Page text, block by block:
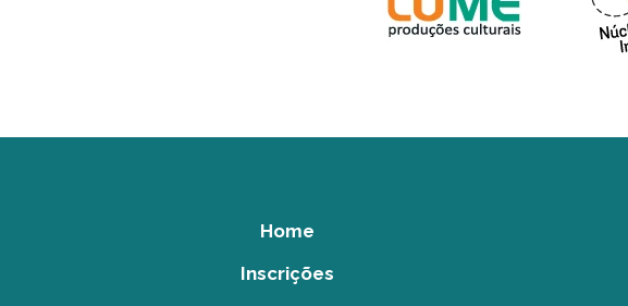
Home
Inscrições